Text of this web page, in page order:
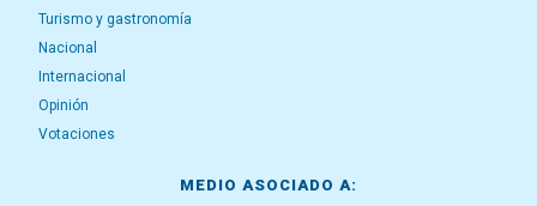
Turismo y gastronomía
Nacional
Internacional
Opinión
Votaciones
MEDIO ASOCIADO A: